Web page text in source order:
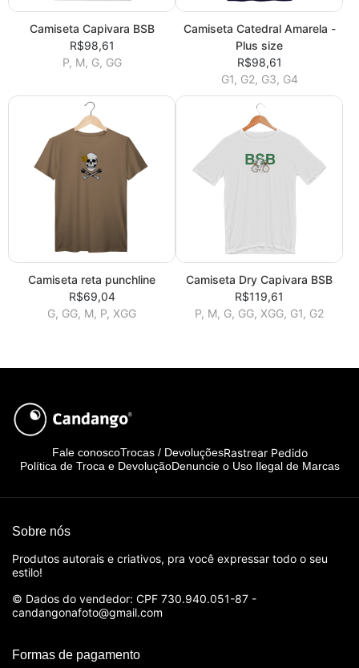
Camiseta Capivara BSB
R$98,61
P, M, G, GG
Camiseta Catedral Amarela -
Plus size
R$98,61
G1, G2, G3, G4
Camiseta reta punchline
R$69,04
G, GG, M, P, XGG
Camiseta Dry Capivara BSB
R$119,61
P, M, G, GG, XGG, G1, G2
Fale conoscoTrocas / DevoluçõesRastrear Pedido
Política de Troca e DevoluçãoDenuncie o Uso Ilegal de Marcas
Sobre nós
Produtos autorais e criativos, pra você expressar todo o seu
estilo!
© Dados do vendedor: CPF 730.940.051-87 -
candangonafoto@gmail.com
Formas de pagamento